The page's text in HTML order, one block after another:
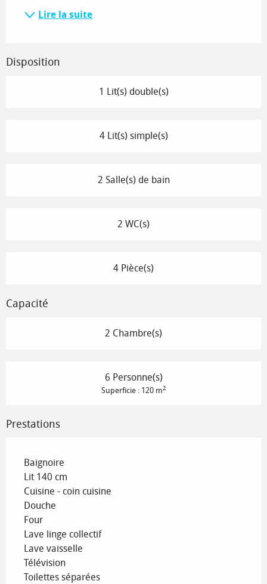
Lire la suite
Disposition
1 Lit(s) double(s)
4 Lit(s) simple(s)
2 Salle(s) de bain
2 WC(s)
4 Pièce(s)
Capacité
2 Chambre(s)
6 Personne(s)
Superficie : 120 m2
Prestations
Baignoire
Lit 140 cm
Cuisine - coin cuisine
Douche
Four
Lave linge collectif
Lave vaisselle
Télévision
Toilettes séparées